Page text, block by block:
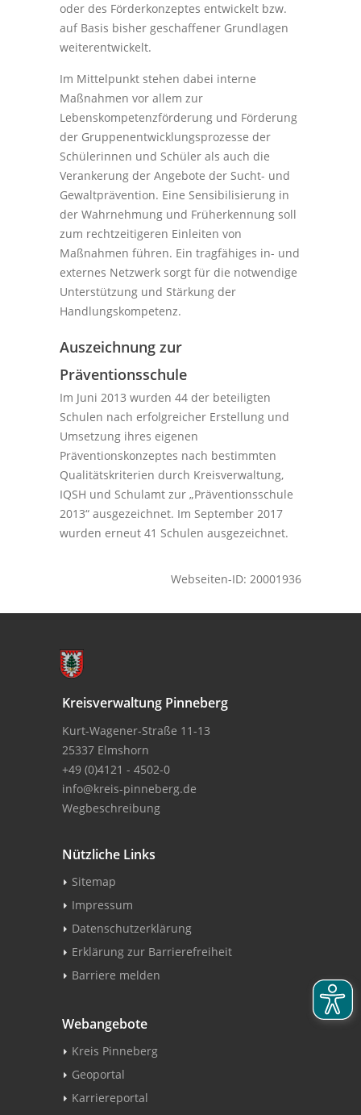
oder des Förderkonzeptes entwickelt bzw.
auf Basis bisher geschaffener Grundlagen
weiterentwickelt.
Im Mittelpunkt stehen dabei interne
Maßnahmen vor allem zur
Lebenskompetenzförderung und Förderung
der Gruppenentwicklungsprozesse der
Schülerinnen und Schüler als auch die
Verankerung der Angebote der Sucht- und
Gewaltprävention. Eine Sensibilisierung in
der Wahrnehmung und Früherkennung soll
zum rechtzeitigeren Einleiten von
Maßnahmen führen. Ein tragfähiges in- und
externes Netzwerk sorgt für die notwendige
Unterstützung und Stärkung der
Handlungskompetenz.
Auszeichnung zur
Präventionsschule
Im Juni 2013 wurden 44 der beteiligten
Schulen nach erfolgreicher Erstellung und
Umsetzung ihres eigenen
Präventionskonzeptes nach bestimmten
Qualitätskriterien durch Kreisverwaltung,
IQSH und Schulamt zur „Präventionsschule
2013“ ausgezeichnet. Im September 2017
wurden erneut 41 Schulen ausgezeichnet.
Webseiten-ID: 20001936
Kreisverwaltung Pinneberg
Kurt-Wagener-Straße 11-13
25337 Elmshorn
+49 (0)4121 - 4502-0
info@kreis-pinneberg.de
Wegbeschreibung
Nützliche Links
Sitemap
Impressum
Datenschutzerklärung
Erklärung zur Barrierefreiheit
Barriere melden
Webangebote
Kreis Pinneberg
Geoportal
Karriereportal